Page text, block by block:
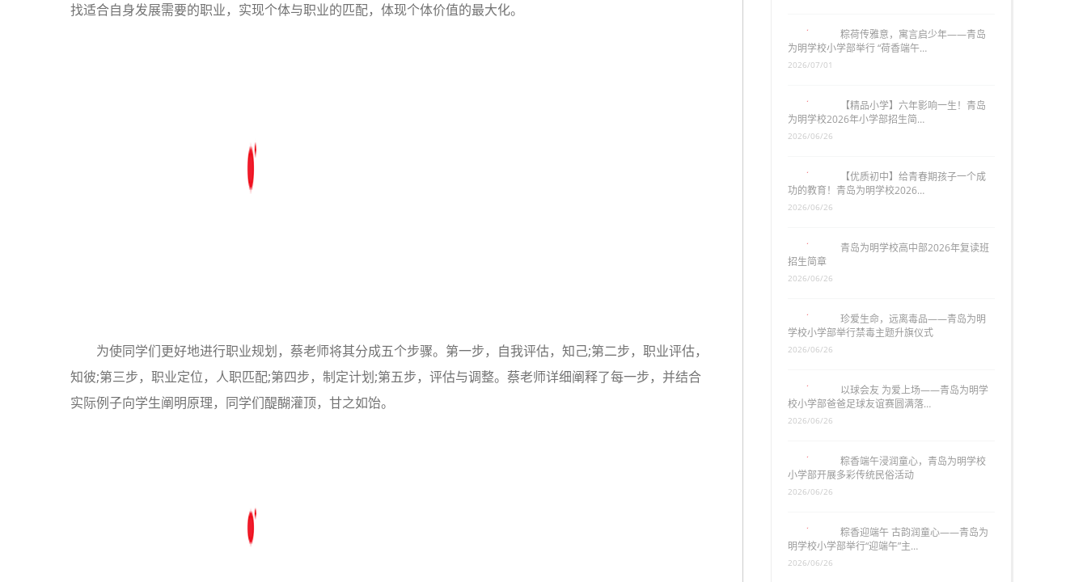
找适合自身发展需要的职业，实现个体与职业的匹配，体现个体价值的最大化。
为使同学们更好地进行职业规划，蔡老师将其分成五个步骤。第一步，自我评估，知己;第二步，职业评估，
知彼;第三步，职业定位，人职匹配;第四步，制定计划;第五步，评估与调整。蔡老师详细阐释了每一步，并结合
实际例子向学生阐明原理，同学们醍醐灌顶，甘之如饴。
粽荷传雅意，寓言启少年——青岛
为明学校小学部举行 “荷香端午…
【精品小学】六年影响一生！青岛
为明学校2026年小学部招生简…
【优质初中】给青春期孩子一个成
功的教育！青岛为明学校2026…
青岛为明学校高中部2026年复读班
珍爱生命，远离毒品——青岛为明
学校小学部举行禁毒主题升旗仪式
2026/06/26
以球会友 为爱上场——青岛为明学
校小学部爸爸足球友谊赛圆满落…
2026/06/26
粽香端午浸润童心，青岛为明学校
小学部开展多彩传统民俗活动
粽香迎端午 古韵润童心——青岛为
明学校小学部举行“迎端午”主…
2026/06/26